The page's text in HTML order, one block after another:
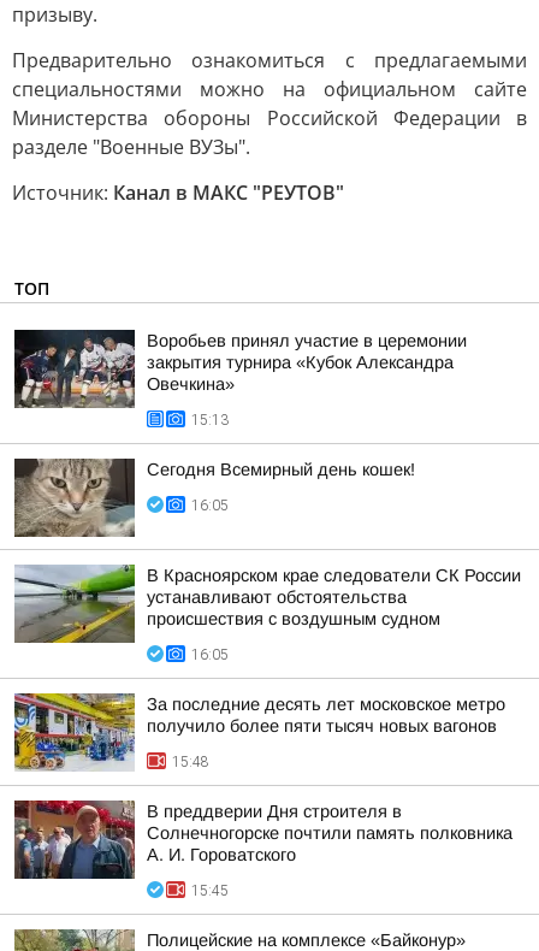
призыву.
Предварительно ознакомиться с предлагаемыми
специальностями можно на официальном сайте
Министерства обороны Российской Федерации в
разделе "Военные ВУЗы".
Источник: Канал в МАКС "РЕУТОВ"
ТОП
Воробьев принял участие в церемонии
закрытия турнира «Кубок Александра
Овечкина»
15:13
Сегодня Всемирный день кошек!
16:05
В Красноярском крае следователи СК России
устанавливают обстоятельства
происшествия с воздушным судном
16:05
За последние десять лет московское метро
получило более пяти тысяч новых вагонов
15:48
В преддверии Дня строителя в
Солнечногорске почтили память полковника
А. И. Гороватского
15:45
Полицейские на комплексе «Байконур»